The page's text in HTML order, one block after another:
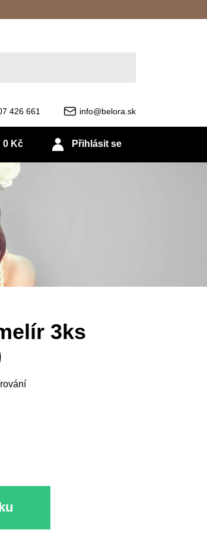
426 661 info@belora.sk
Přihlásit se
0 Kč
3ks